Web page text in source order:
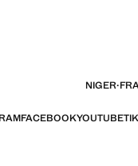
NIGER·
FACEBOOKYOUTUBE